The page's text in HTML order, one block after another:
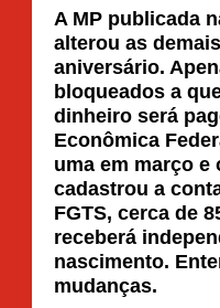
A MP publicada
alterou as
aniversário.
bloqueados a
dinheiro será
Econômica
uma em março e
cadastrou a
FGTS, cerca de
receberá
nascimento.
mudanças.